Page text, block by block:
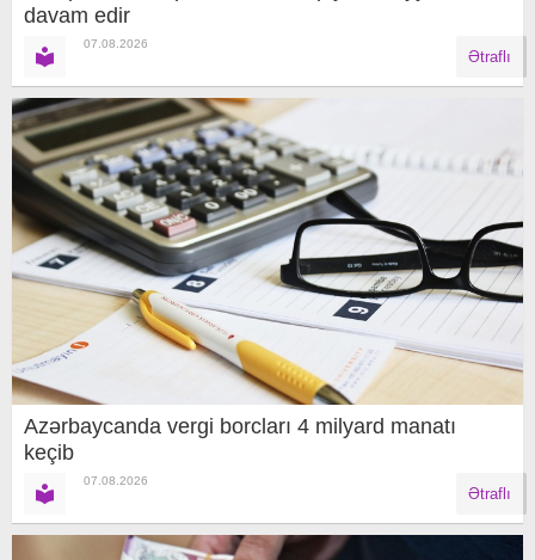
davam edir
07.08.2026
Ətraflı
Azərbaycanda vergi borcları 4 milyard manatı
keçib
07.08.2026
Ətraflı